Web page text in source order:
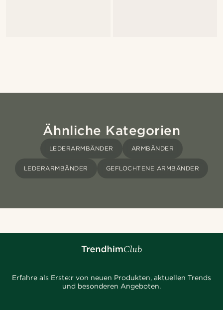
Ähnliche Kategorien
LEDERARMBÄNDER ARMBÄNDER
LEDERARMBÄNDER GEFLOCHTENE ARMBÄNDER
Erfahre als Erste:r von neuen Produkten, aktuellen Trends
und besonderen Angeboten.